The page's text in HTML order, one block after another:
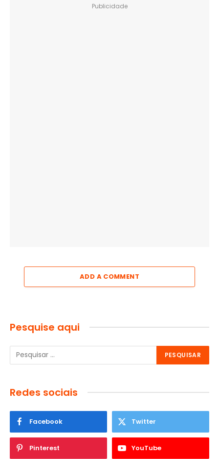
Publicidade
ADD A COMMENT
Pesquise aqui
Redes sociais
Facebook Twitter
Pinterest YouTube